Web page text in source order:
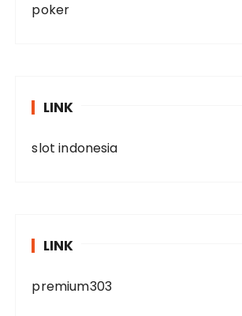
poker
LINK
slot indonesia
LINK
premium303